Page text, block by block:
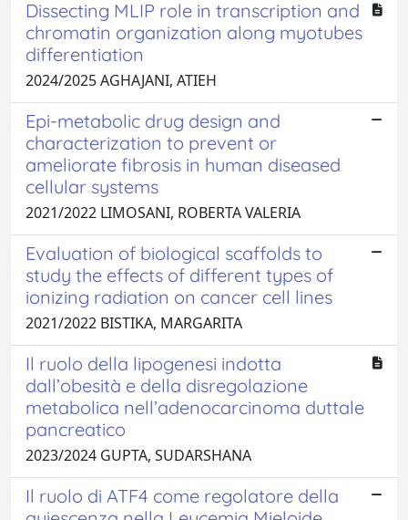
Dissecting MLIP role in transcription and
chromatin organization along myotubes
differentiation
2024/2025 AGHAJANI, ATIEH
Epi-metabolic drug design and
characterization to prevent or
ameliorate fibrosis in human diseased
cellular systems
2021/2022 LIMOSANI, ROBERTA VALERIA
Evaluation of biological scaffolds to
study the effects of different types of
ionizing radiation on cancer cell lines
2021/2022 BISTIKA, MARGARITA
Il ruolo della lipogenesi indotta
dall’obesità e della disregolazione
metabolica nell’adenocarcinoma duttale
pancreatico
2023/2024 GUPTA, SUDARSHANA
Il ruolo di ATF4 come regolatore della